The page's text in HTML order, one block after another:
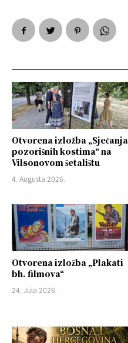
Otvorena izložba „Sjećanja
pozorišnih kostima“ na
Vilsonovom šetalištu
4. Augusta 2026.
Otvorena izložba „Plakati
bh. filmova“
24. Jula 2026.